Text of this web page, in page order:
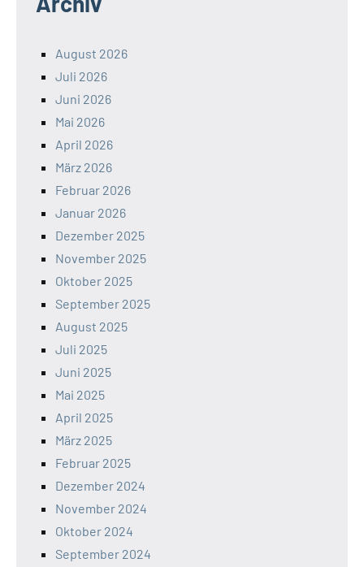
August 2026
Juli 2026
Juni 2026
Mai 2026
April 2026
März 2026
Februar 2026
Januar 2026
Dezember 2025
November 2025
Oktober 2025
September 2025
August 2025
Juli 2025
Juni 2025
Mai 2025
April 2025
März 2025
Februar 2025
Dezember 2024
November 2024
Oktober 2024
September 2024